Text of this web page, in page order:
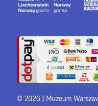
© 2026 | Muzeum